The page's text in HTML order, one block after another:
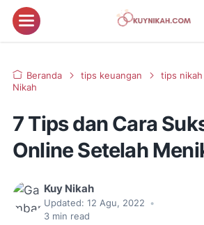
Beranda tips keuangan tips nikah
Nikah
7 Tips dan Cara
Online Setelah
Kuy Nikah
Updated: 12 Agu, 2022
•
3 min read